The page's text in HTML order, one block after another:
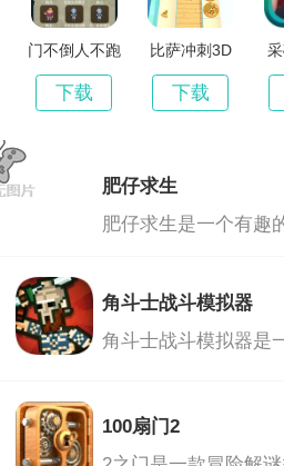
秘密；
3、众多危险的领域会给玩家
难，而且游戏内的作战方式也
当的刺激。
海贼卷轴遗失的世界最新版优
跟随任务指令完成任务，学习
超大的岛屿等你探索！这是一
门不倒人不跑
下载
比萨冲刺3D
下载
肥仔求生
角斗士战斗模拟器
100扇门2